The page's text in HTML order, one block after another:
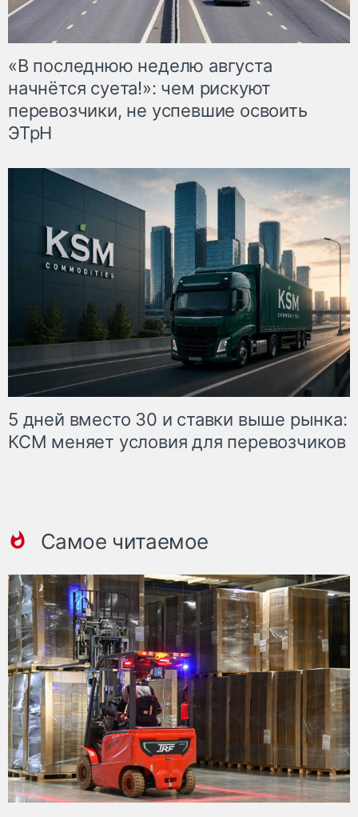
«В последнюю неделю августа
начнётся суета!»: чем рискуют
перевозчики, не успевшие освоить
ЭТрН
5 дней вместо 30 и ставки выше рынка:
КСМ меняет условия для перевозчиков
Самое читаемое